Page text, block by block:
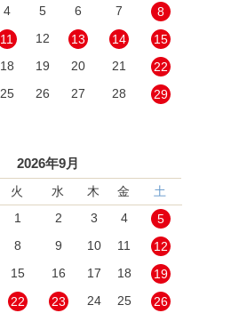
4 5 6 7
8
11 12 13 14
15
18 19 20 21
22
25 26 27 28
29
2026年9月
火 水 木 金
土
1
2 3 4
5
8 9 10 11
12
15 16 17 18
19
22 23 24 25 26